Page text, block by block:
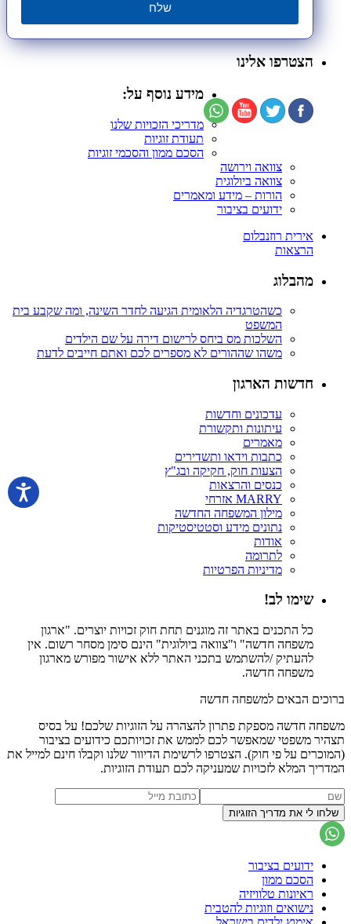
שלח
הצטרפו אלינו
מידע נוסף על:
מדריכי הזכויות שלנו
תעודת זוגיות
הסכם ממון והסכמי זוגיות
צוואה וירושה
צוואה ביולוגית
הורות – מידע ומאמרים
ידועים בציבור
אירית רוזנבלום
הרצאות
מהבלוג
כשהטרגדיה הלאומית הגיעה לחדר השינה, ומה שקבע בית
המשפט
השלכות מס ביחס לרישום דירה על שם הילדים
משהו שההורים לא מספרים לכם ואתם חייבים לדעת
חדשות הארגון
עדכונים וחדשות
עיתונות ותקשורת
מאמרים
כתבות וידאו ותשדירים
הצעות חוק, חקיקה ובג"ץ
כנסים והרצאות
MARRY אזרחי
מילון המשפחה החדשה
נתונים מידע וסטטיסטיקות
אודות
לתרומה
מדיניות הפרטיות
שימו לב!
כל התכנים באתר זה מוגנים תחת חוק זכויות יוצרים. "ארגון
משפחה חדשה" ו"צוואה ביולוגית" הינם סימן מסחר רשום. אין
להעתיק /להשתמש בתכני האתר ללא אישור מפורש מארגון
משפחה חדשה.
ברוכים הבאים למשפחה חדשה
משפחה חדשה מספקת פתרון להצהרה על הזוגיות שלכם! על בסיס
תצהיר משפטי שמאפשר לכם לממש את זכויותכם כידועים בציבור
(המוכרים על פי חוק). הצטרפו לרשימת הדיוור שלנו וקבלו חינם למייל את
המדריך המלא לזכויות שמעניקה לכם תעודת הזוגיות.
ידועים בציבור
הסכם ממון
ראיונות טלוויזיה
נישואים וזוגיות להטבית